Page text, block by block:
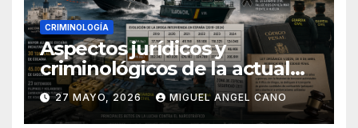
CRIMINOLOGÍA
Aspectos jurídicos y
criminológicos de la actual
lucha contra el narcotráfico
en el sur de España
27 MAYO, 2026 MIGUEL ANGEL CANO